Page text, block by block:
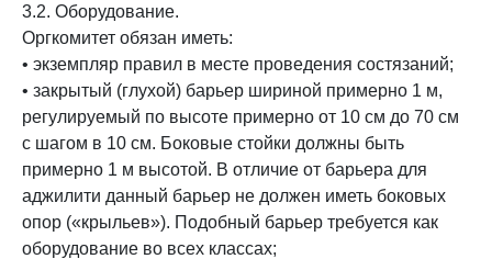
3.2. Оборудование.
Оргкомитет обязан иметь:
• экземпляр правил в месте проведения состязаний;
• закрытый (глухой) барьер шириной примерно 1 м,
регулируемый по высоте примерно от 10 см до 70 см
с шагом в 10 см. Боковые стойки должны быть
примерно 1 м высотой. В отличие от барьера для
аджилити данный барьер не должен иметь боковых
опор («крыльев»). Подобный барьер требуется как
оборудование во всех классах;